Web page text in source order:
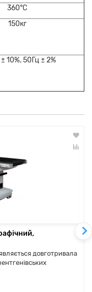
360°С
150кг
10%, 50Гц ± 2%
довготривала